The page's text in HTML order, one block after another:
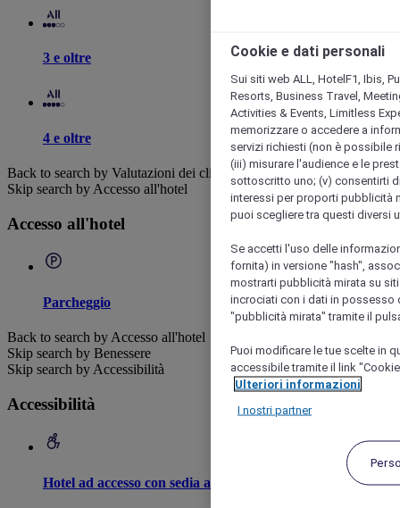
3 e oltre
4 e oltre
Back to search by Valutazioni dei clienti
Skip search by Accesso all'hotel
Accesso all'hotel
Parcheggio
Back to search by Accesso all'hotel
Skip search by Benessere
Skip search by Accessibilità
Accessibilità
Hotel ad accesso con sedia a rotelle
Cookie e dati personali
Sui siti web ALL, HotelF1, Ibis,
Resorts, Business Travel,
Activities & Events, Limitless
memorizzare o accedere a
servizi richiesti (non è possibile
(iii) misurare l'audience e le
sottoscritto uno; (v) consentirti
interessi per proporti pubblicità
puoi scegliere tra questi diversi
Se accetti l'uso delle
fornita) in versione "hash",
mostrarti pubblicità mirata su
incrociati con i dati in possesso
"pubblicità mirata" tramite il
Puoi modificare le tue scelte in
accessibile tramite il link
Ulteriori informazioni
I nostri partner